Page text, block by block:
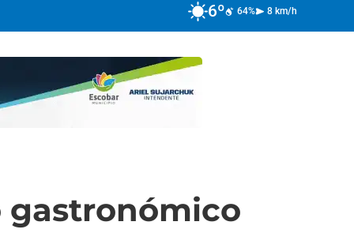
6º 64% 8 km/h